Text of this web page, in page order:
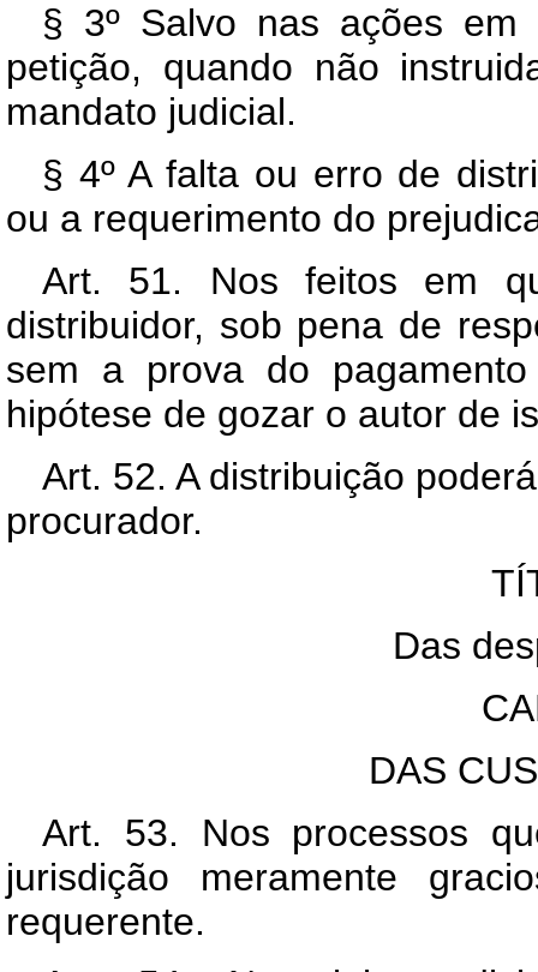
§ 3º Salvo nas ações
petição, quando não
mandato judicial.
§ 4º A falta ou erro de
ou a requerimento do
Art. 51. Nos feitos em
distribuidor, sob pena de
sem a prova do
hipótese de gozar o autor de
Art. 52. A distribuição
procurador.
Das
DAS
Art. 53. Nos processos
jurisdição meramente
requerente.